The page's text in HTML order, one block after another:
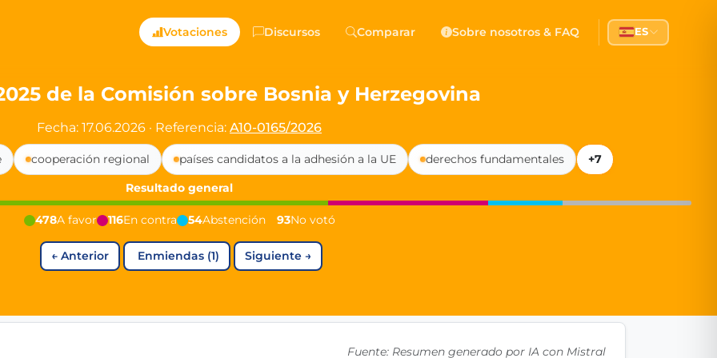
Directly Shaping Democracy
political party in Germany dedicated to digital democracy, government transparency, and citizen
since 2024
PdF co-founder
youngest mayor at 19 years old
democracy").
Votaciones Discursos Comparar Sobre nosotros & FAQ ES
de la Comisión sobre Bosnia y Herzegovina
Fecha: 17.06.2026 · Referencia: A10-0165/2026
cooperación regional países candidatos a la adhesión a la UE derechos fundamentales
+7
Resultado general
478A favor 116En contra 54Abstención 93No votó
← Anterior Enmiendas (1) Siguiente→
Fuente: Resumen generado por IA con Mistral